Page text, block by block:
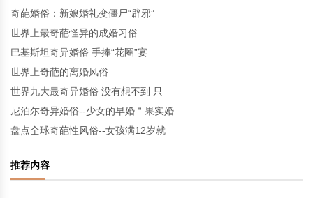
奇葩婚俗：新娘婚礼变僵尸“辟邪”
世界上最奇葩怪异的成婚习俗
巴基斯坦奇异婚俗 手捧“花圈”宴
世界上奇葩的离婚风俗
世界九大最奇异婚俗 没有想不到 只
尼泊尔奇异婚俗--少女的早婚＂果实婚
盘点全球奇葩性风俗--女孩满12岁就
推荐内容